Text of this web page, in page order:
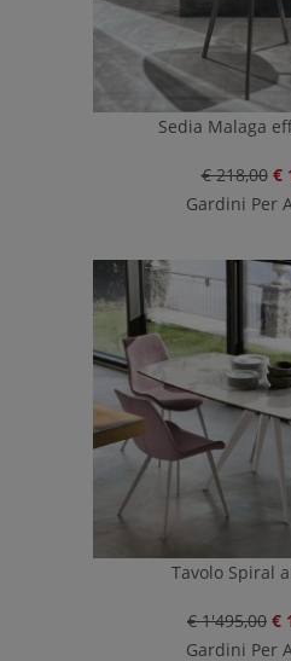
Sedia Malaga
€ 218,00 €
Gardini Per
Tavolo Spiral
€ 1'495,00 €
Gardini Per